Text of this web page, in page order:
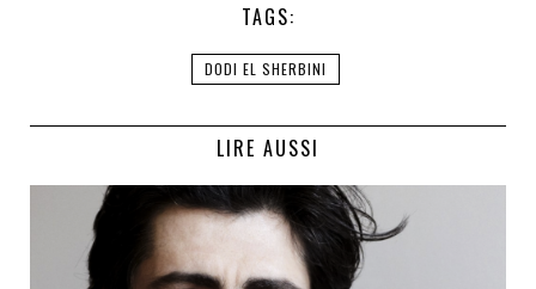
TAGS:
DODI EL SHERBINI
LIRE AUSSI